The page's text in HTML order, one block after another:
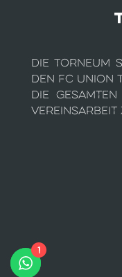
Die
den FC Union
Die
Vereinsarbeit
1